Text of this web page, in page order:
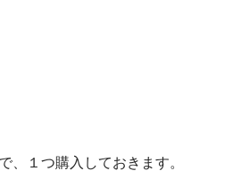
、１つ購入しておきます。